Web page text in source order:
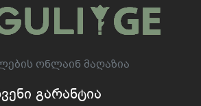
Ონლაინ Მაღაზია
Გარანტია